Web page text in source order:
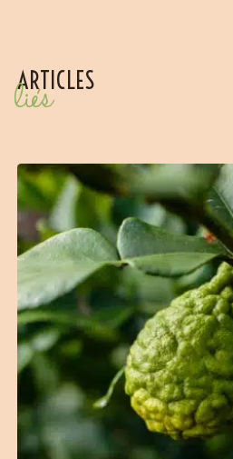
ARTICLES
liés